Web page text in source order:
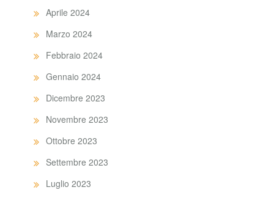
Aprile 2024
Marzo 2024
Febbraio 2024
Gennaio 2024
Dicembre 2023
Novembre 2023
Ottobre 2023
Settembre 2023
Luglio 2023